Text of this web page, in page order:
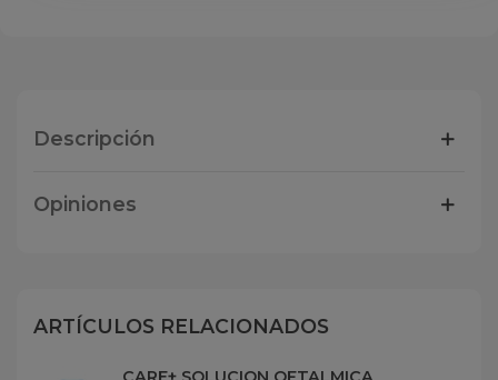
Descripción
Opiniones
ARTÍCULOS RELACIONADOS